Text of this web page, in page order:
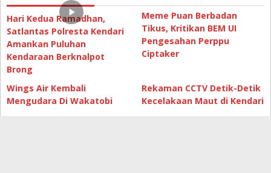
Hari Kedua Ramadhan,
Satlantas Polresta Kendari
Amankan Puluhan
Kendaraan Berknalpot
Brong
Meme Puan Berbadan
Tikus, Kritikan BEM UI
Pengesahan Perppu
Ciptaker
Wings Air Kembali
Mengudara Di Wakatobi
Rekaman CCTV Detik-Detik
Kecelakaan Maut di Kendari